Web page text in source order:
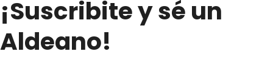
¡Suscribite y sé un
Aldeano!